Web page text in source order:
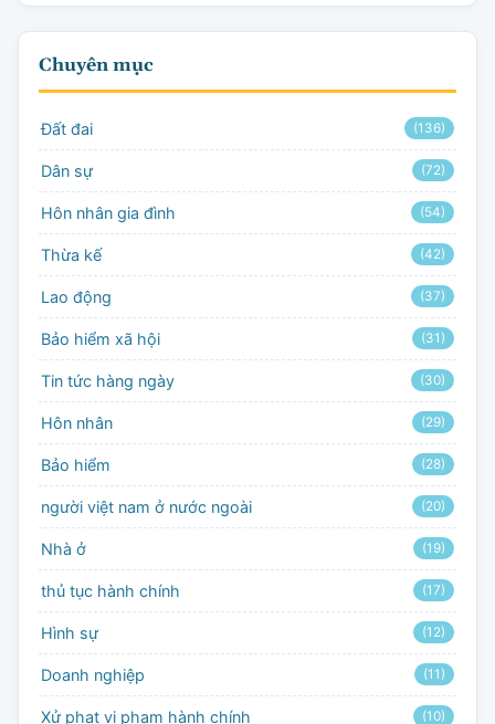
Chuyên mục
Đất đai (136)
Dân sự (72)
Hôn nhân gia đình (54)
Thừa kế (42)
Lao động (37)
Bảo hiểm xã hội (31)
Tin tức hàng ngày (30)
Hôn nhân (29)
Bảo hiểm (28)
người việt nam ở nước ngoài (20)
Nhà ở (19)
thủ tục hành chính (17)
Hình sự (12)
Doanh nghiệp (11)
Xử phạt vi phạm hành chính (10)